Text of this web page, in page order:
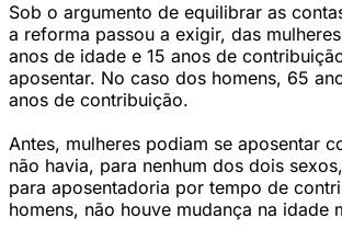
Sob o argumento de equilibrar as
a reforma passou a exigir, das
anos de idade e 15 anos de
aposentar. No caso dos homens, 65
anos de contribuição.
Antes, mulheres podiam se aposentar
não havia, para nenhum dos dois
para aposentadoria por tempo de
homens, não houve mudança na idade